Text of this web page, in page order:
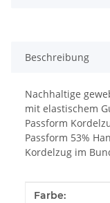
Beschreibung
Nachhaltige
mit elastischem
Passform
Passform 53%
Kordelzug im
Wert
Farbe: